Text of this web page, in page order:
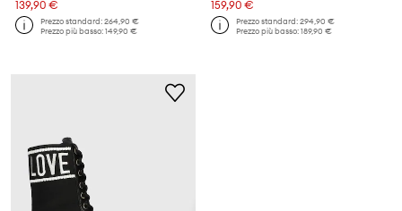
139,90 €
Prezzo standard:264,90 €
Prezzo più basso:149,90 €
159,90 €
Prezzo standard:294,90 €
Prezzo più basso:189,90 €